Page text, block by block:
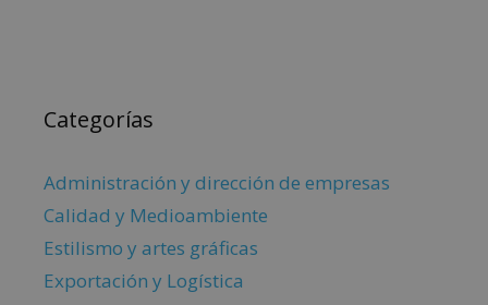
Categorías
Administración y dirección de empresas
Calidad y Medioambiente
Estilismo y artes gráficas
Exportación y Logística